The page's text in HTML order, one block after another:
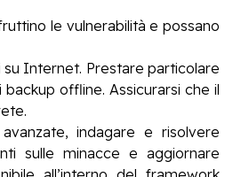
le vulnerabilità e possano
su Internet. Prestare particolare
offline. Assicurarsi che il
indagare e risolvere
sulle minacce e aggiornare